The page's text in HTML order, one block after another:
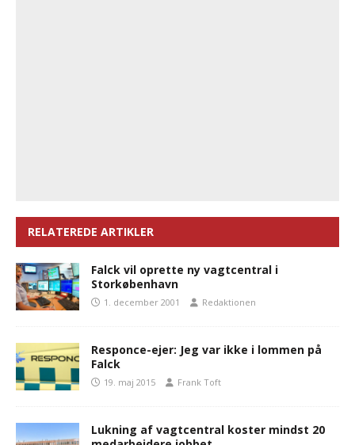
RELATEREDE ARTIKLER
Falck vil oprette ny vagtcentral i
Storkøbenhavn
1. december 2001 Redaktionen
Responce-ejer: Jeg var ikke i lommen på
Falck
19. maj 2015 Frank Toft
Lukning af vagtcentral koster mindst 20